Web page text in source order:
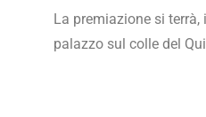
La premiazione si
palazzo sul colle del